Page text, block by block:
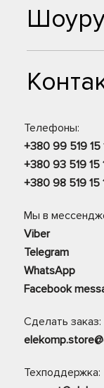
Телефоны:
+380 99 519 15
+380 93 519 15
+380 98 519 15
Мы в
Viber
Telegram
WhatsApp
Facebook
Сделать заказ:
Техподдержка: